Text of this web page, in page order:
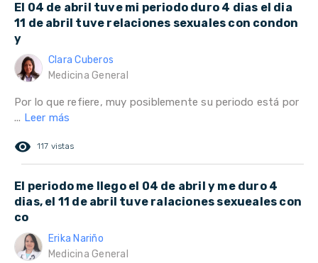
El 04 de abril tuve mi periodo duro 4 dias el dia
11 de abril tuve relaciones sexuales con condon
y
Clara Cuberos
Medicina General
Por lo que refiere, muy posiblemente su periodo está por
... Leer más
remove_red_eye 117 vistas
El periodo me llego el 04 de abril y me duro 4
dias, el 11 de abril tuve ralaciones sexueales con
co
Erika Nariño
Medicina General